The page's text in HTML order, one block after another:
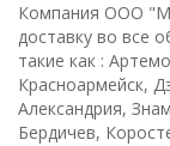
Компания ООО
доставку во все
такие как :
Красноармейск,
Александрия,
Бердичев,